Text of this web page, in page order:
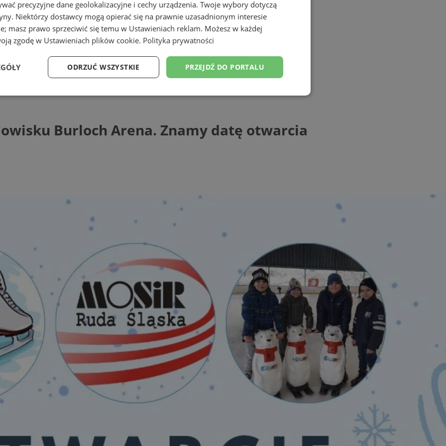
Burloch Arena. Znamy datę otwarcia
Burloch Arena. Znamy datę otwarcia
precyzyjne dane geolokalizacyjne i cechy urządzenia. Twoje wybory dotyczą
Niektórzy dostawcy mogą opierać się na prawnie uzasadnionym interesie
masz prawo sprzeciwić się temu w Ustawieniach reklam. Możesz w każdej
zgodę w Ustawieniach plików cookie. Polityka prywatności
PRZEJDŹ DO PORTALU
ODRZUĆ WSZYSTKIE
Wydajność Targetowanie Funkcjonalność Niesklasyfikowane
Bez niezbędnych plików cookie nie można prawidłowo korzystać ze strony internetowej.
przechowywania
Ten plik cookie przechowuje identyfikator sesji.
1 rok
Ten plik cookie przechowuje identyfikator sesji.
Ten plik cookie przechowuje identyfikator sesji.
1 tydzień 3 dni
Ten plik cookie jest używany do celów
uwierzytelniania i bezpieczeństwa, zapewniając, że
użytkownicy pozostają zalogowani, a ich dane są
zabezpieczone, jak poruszać się przez witrynę
internetową lub interakcji z jej usług.
.x.com
30 minut
Ten plik cookie służy do rozróżniania ludzi i botów.
Jest to korzystne dla strony internetowej, ponieważ
umożliwia tworzenie ważnych raportów na temat
korzystania z jej witryny internetowej.
Cloudflare Inc.
.twitter.com
29 minut 59
sekund
Ten plik cookie służy do rozróżniania ludzi i botów.
Jest to korzystne dla strony internetowej, ponieważ
umożliwia tworzenie ważnych raportów na temat
korzystania z jej witryny internetowej.
YouTube
.youtube.com
5 miesięcy 4
tygodnie
Ten plik cookie jest używany do przechowywania
zgody użytkownika i wyboru prywatności dla ich
interakcji z witryną. Rejestruje dane dotyczące
CookieScript
4 tygodnie 2 dni
Ten plik cookie jest używany przez usługę Cookie-
Polityce prywatności Google